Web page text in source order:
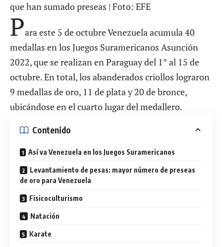
que han sumado preseas | Foto: EFE
Para este 5 de octubre Venezuela acumula 40
medallas en los Juegos Suramericanos Asunción
2022, que se realizan en Paraguay del 1° al 15 de
octubre. En total, los abanderados criollos lograron
9 medallas de oro, 11 de plata y 20 de bronce,
ubicándose en el cuarto lugar del medallero.
Contenido
Así va Venezuela en los Juegos Suramericanos
Levantamiento de pesas: mayor número de preseas
de oro para Venezuela
Fisicoculturismo
Natación
Karate